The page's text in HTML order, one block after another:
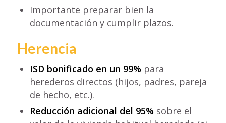
Importante preparar bien la
documentación y cumplir plazos.
Herencia
ISD bonificado en un 99% para
herederos directos (hijos, padres, pareja
de hecho, etc.).
Reducción adicional del 95% sobre el